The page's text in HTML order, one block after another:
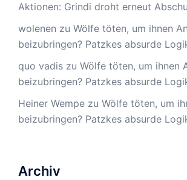
Aktionen: Grindi droht erneut
wolenen zu Wölfe töten, um ihnen
beizubringen? Patzkes absurde
quo vadis zu Wölfe töten, um ihnen
beizubringen? Patzkes absurde
Heiner Wempe zu Wölfe töten, um
beizubringen? Patzkes absurde
Archiv